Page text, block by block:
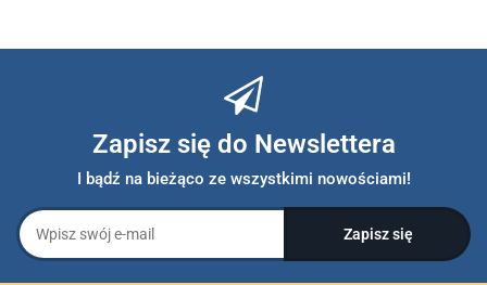
Zapisz się do Newslettera
I bądź na bieżąco ze wszystkimi nowościami!